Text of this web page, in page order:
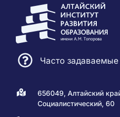
Часто
656049, Алтайский
Социалистический, 60